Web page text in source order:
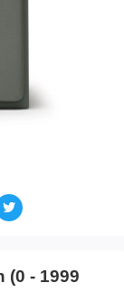
(0 - 1999